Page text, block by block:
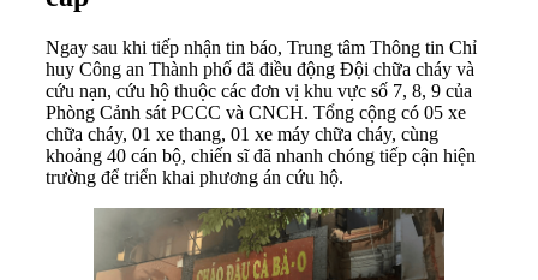
Ngay sau khi tiếp nhận tin báo, Trung tâm Thông tin Chỉ
huy Công an Thành phố đã điều động Đội chữa cháy và
cứu nạn, cứu hộ thuộc các đơn vị khu vực số 7, 8, 9 của
Phòng Cảnh sát PCCC và CNCH. Tổng cộng có 05 xe
chữa cháy, 01 xe thang, 01 xe máy chữa cháy, cùng
khoảng 40 cán bộ, chiến sĩ đã nhanh chóng tiếp cận hiện
trường để triển khai phương án cứu hộ.